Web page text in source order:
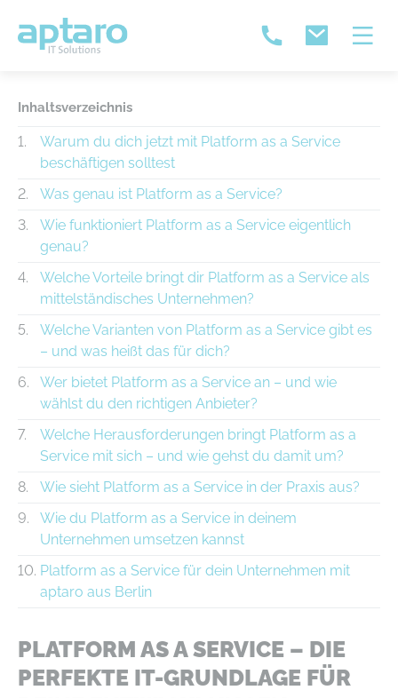
PLATFORM AS A SERVICE – DIE
PERFEKTE IT-GRUNDLAGE FÜR
Inhaltsverzeichnis
Warum du dich jetzt mit Platform as a Service
beschäftigen solltest
Was genau ist Platform as a Service?
Wie funktioniert Platform as a Service eigentlich
genau?
Welche Vorteile bringt dir Platform as a Service als
mittelständisches Unternehmen?
Welche Varianten von Platform as a Service gibt es
– und was heißt das für dich?
Wer bietet Platform as a Service an – und wie
wählst du den richtigen Anbieter?
Welche Herausforderungen bringt Platform as a
Service mit sich – und wie gehst du damit um?
Wie sieht Platform as a Service in der Praxis aus?
Wie du Platform as a Service in deinem
Unternehmen umsetzen kannst
Platform as a Service für dein Unternehmen mit
aptaro aus Berlin